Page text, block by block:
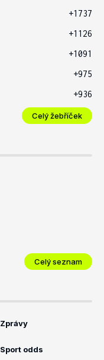
+1737
+1126
+1091
+975
+936
Celý žebříček
Celý seznam
Zprávy
Sport odds